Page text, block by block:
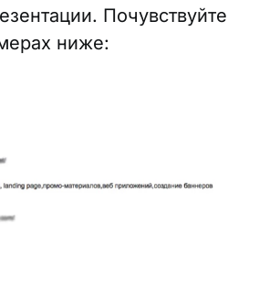
Почувствуйте
ниже: